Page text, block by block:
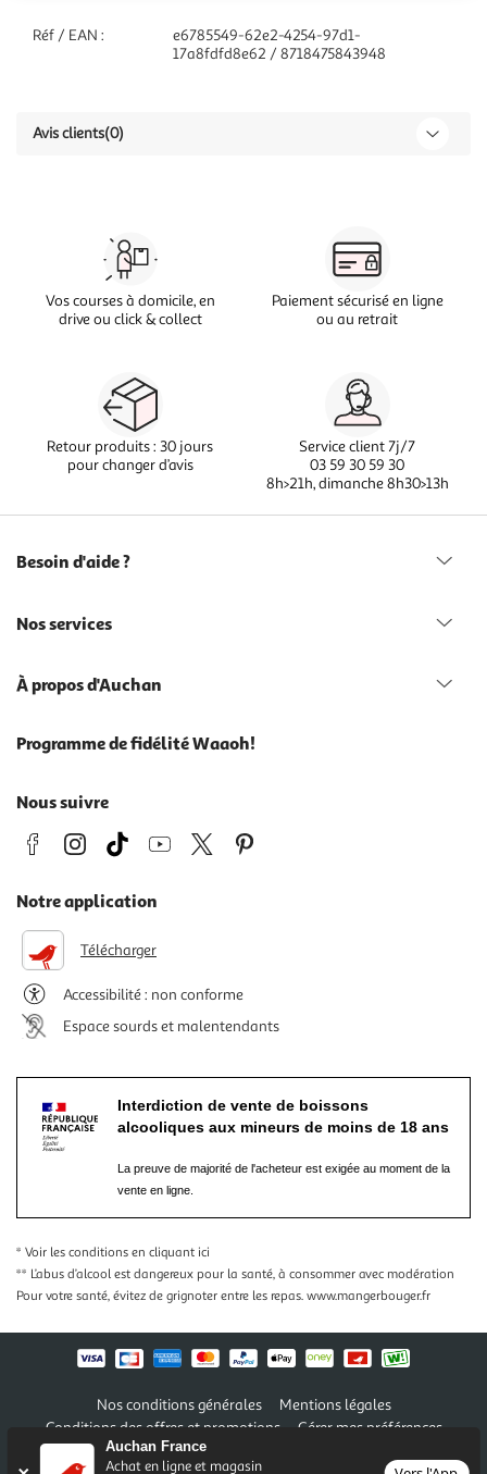
Auchan France
Achat en ligne et magasin
Réf / EAN :
e6785549-62e2-4254-97d1-
17a8fdfd8e62 / 8718475843948
Avis clients(0)
Vos courses à domicile, en
drive ou click & collect
Paiement sécurisé en ligne
ou au retrait
Retour produits : 30 jours
pour changer d’avis
Service client 7j/7
03 59 30 59 30
8h>21h, dimanche 8h30>13h
Besoin d'aide ?
Nos services
À propos d'Auchan
Programme de fidélité Waaoh!
Nous suivre
Notre application
Télécharger
Accessibilité : non conforme
Espace sourds et malentendants
Interdiction de vente de boissons
alcooliques aux mineurs de moins de 18 ans
La preuve de majorité de l'acheteur est exigée au moment de la
vente en ligne.
* Voir les conditions en cliquant ici
** L’abus d’alcool est dangereux pour la santé, à consommer avec modération
Pour votre santé, évitez de grignoter entre les repas. www.mangerbouger.fr
Nos conditions générales
Mentions légales
Conditions des offres et promotions
Gérer mes préférences
Politique de confidentialité